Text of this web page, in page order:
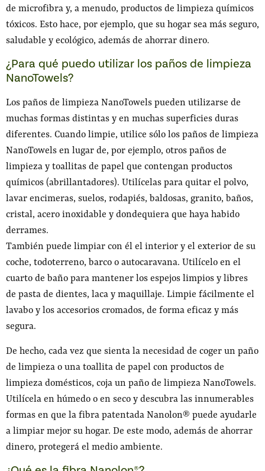
de microfibra y, a menudo, productos de limpieza químicos
tóxicos. Esto hace, por ejemplo, que su hogar sea más seguro,
saludable y ecológico, además de ahorrar dinero.
¿Para qué puedo utilizar los paños de limpieza
NanoTowels?
Los paños de limpieza NanoTowels pueden utilizarse de
muchas formas distintas y en muchas superficies duras
diferentes. Cuando limpie, utilice sólo los paños de limpieza
NanoTowels en lugar de, por ejemplo, otros paños de
limpieza y toallitas de papel que contengan productos
químicos (abrillantadores). Utilícelas para quitar el polvo,
lavar encimeras, suelos, rodapiés, baldosas, granito, baños,
cristal, acero inoxidable y dondequiera que haya habido
derrames.
También puede limpiar con él el interior y el exterior de su
coche, todoterreno, barco o autocaravana. Utilícelo en el
cuarto de baño para mantener los espejos limpios y libres
de pasta de dientes, laca y maquillaje. Limpie fácilmente el
lavabo y los accesorios cromados, de forma eficaz y más
segura.
De hecho, cada vez que sienta la necesidad de coger un paño
de limpieza o una toallita de papel con productos de
limpieza domésticos, coja un paño de limpieza NanoTowels.
Utilícela en húmedo o en seco y descubra las innumerables
formas en que la fibra patentada Nanolon® puede ayudarle
a limpiar mejor su hogar. De este modo, además de ahorrar
dinero, protegerá el medio ambiente.